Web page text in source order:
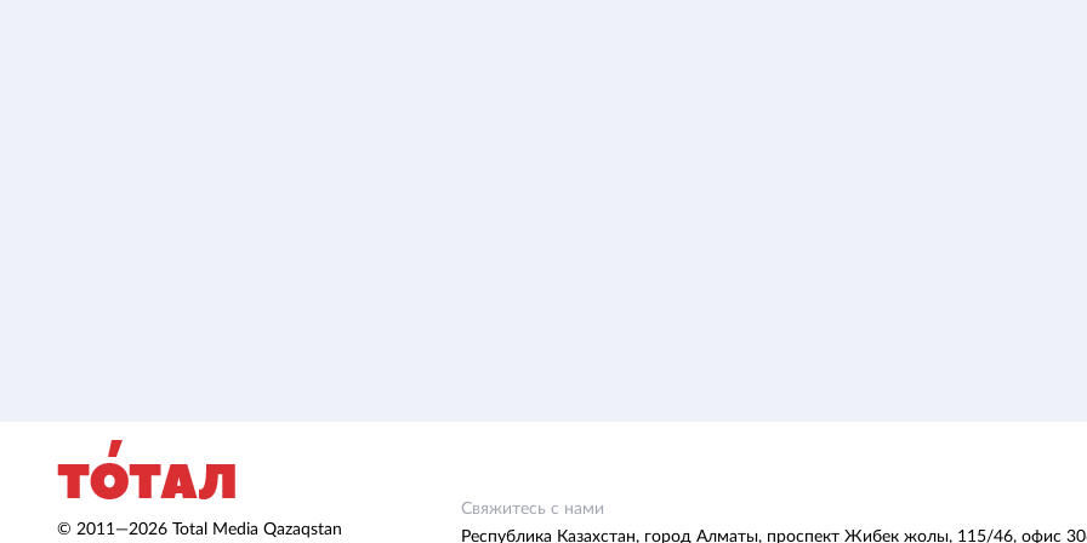
© 2011—2026 Total Media Qazaqstan
Свяжитесь с нами
Республика Казахстан, город Алматы, проспект Жибек жолы, 115/46, офис